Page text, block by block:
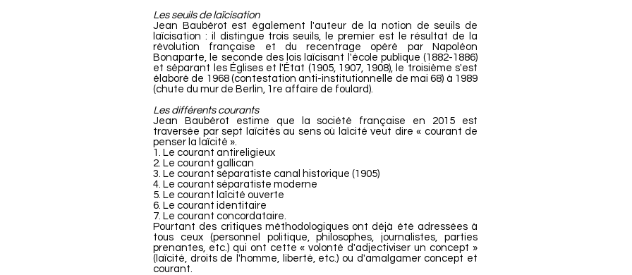
Les seuils de laïcisation
Jean Baubérot est également l'auteur de la notion de seuils de
laïcisation : il distingue trois seuils, le premier est le résultat de la
révolution française et du recentrage opéré par Napoléon
Bonaparte, le seconde des lois laïcisant l'école publique (1882-1886)
et séparant les Églises et l'État (1905, 1907, 1908), le troisième s'est
élaboré de 1968 (contestation anti-institutionnelle de mai 68) à 1989
(chute du mur de Berlin, 1re affaire de foulard).
Les différents courants
Jean Baubérot estime que la société française en 2015 est
traversée par sept laïcités au sens où laïcité veut dire « courant de
penser la laïcité ».
1. Le courant antireligieux
2. Le courant gallican
3. Le courant séparatiste canal historique (1905)
4. Le courant séparatiste moderne
5. Le courant laïcité ouverte
6. Le courant identitaire
7. Le courant concordataire.
Pourtant des critiques méthodologiques ont déjà été adressées à
tous ceux (personnel politique, philosophes, journalistes, parties
prenantes, etc.) qui ont cette « volonté d'adjectiviser un concept »
(laïcité, droits de l'homme, liberté, etc.) ou d'amalgamer concept et
courant.